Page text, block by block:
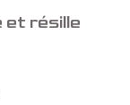
et résille